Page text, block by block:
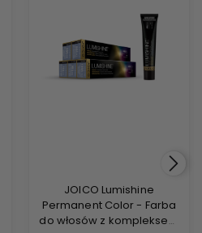
JOICO Lumishine
Permanent Color - Farba
do włosów z kompleksem